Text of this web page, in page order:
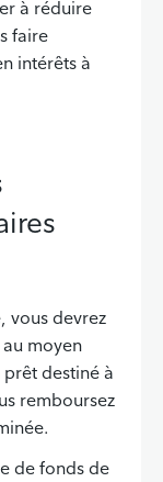
à réduire
faire
intérêts à
vous devrez
moyen
prêt destiné à
remboursez
de fonds de